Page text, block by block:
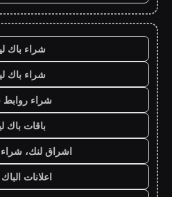
شراء باك
شراء باك
شراء روابط
باقات باك
اشراق لنك، شراء
اعلانات